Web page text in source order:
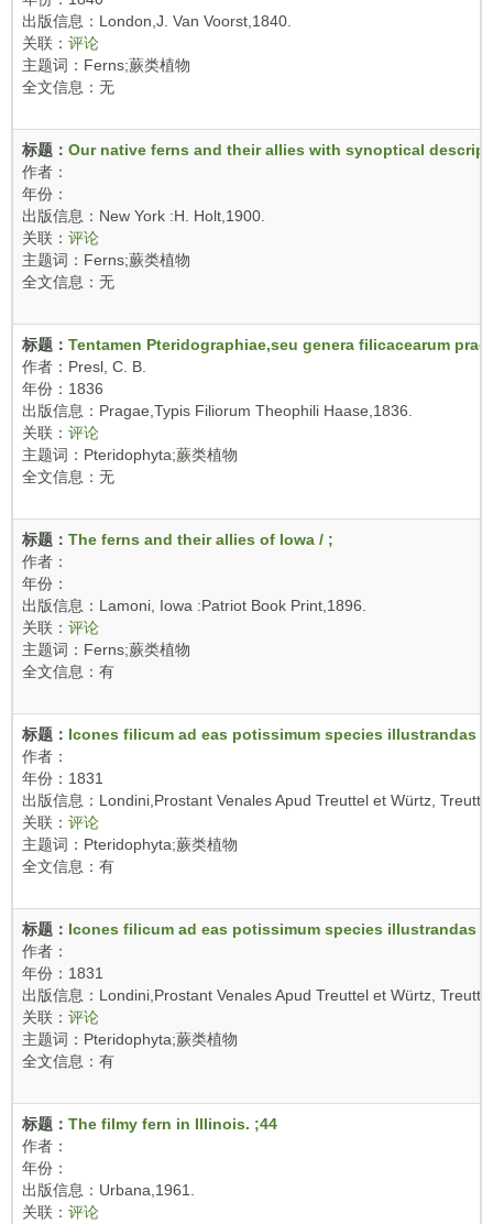
出版信息：London,J. Van Voorst,1840.
关联： 评论
主题词：Ferns;蕨类植物
全文信息：无
标题： Our native ferns and their allies with synoptical
作者：
年份：
出版信息：New York :H. Holt,1900.
关联： 评论
主题词：Ferns;蕨类植物
全文信息：无
标题： Tentamen Pteridographiae,seu genera filicacearum
作者：Presl, C. B.
年份：1836
出版信息：Pragae,Typis Filiorum Theophili Haase,1836.
关联： 评论
主题词：Pteridophyta;蕨类植物
全文信息：无
标题： The ferns and their allies of Iowa / ;
作者：
年份：
出版信息：Lamoni, Iowa :Patriot Book Print,1896.
关联： 评论
主题词：Ferns;蕨类植物
全文信息：有
标题： Icones filicum ad eas potissimum species illustrandas
作者：
年份：1831
出版信息：Londini,Prostant Venales Apud Treuttel et Würtz,
关联： 评论
主题词：Pteridophyta;蕨类植物
全文信息：有
标题： Icones filicum ad eas potissimum species illustrandas
作者：
年份：1831
出版信息：Londini,Prostant Venales Apud Treuttel et Würtz,
关联： 评论
主题词：Pteridophyta;蕨类植物
全文信息：有
标题： The filmy fern in Illinois. ;44
作者：
年份：
出版信息：Urbana,1961.
关联： 评论